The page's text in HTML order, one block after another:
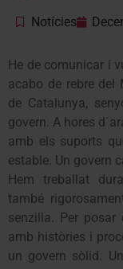
Notícies
He de comunicar i
acabo de rebre del
de Catalunya,
govern. A hores
amb els suports
estable. Un govern
Hem treballat
també
senzilla. Per posar
amb històries i
un govern sòlid.